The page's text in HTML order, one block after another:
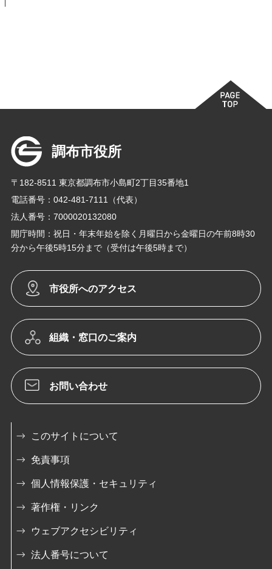
調布市役所
〒182-8511 東京都調布市小島町2丁目35番地1
電話番号：042-481-7111（代表）
法人番号：7000020132080
開庁時間：祝日・年末年始を除く月曜日から金曜日の午前8時30
分から午後5時15分まで（受付は午後5時まで）
市役所へのアクセス
組織・窓口のご案内
お問い合わせ
このサイトについて
免責事項
個人情報保護・セキュリティ
著作権・リンク
ウェブアクセシビリティ
法人番号について